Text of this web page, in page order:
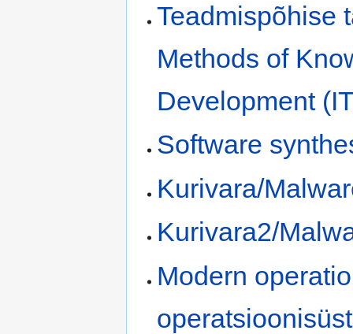
Teadmispõhise
Methods of
Development
Software
Kurivara/
Kurivara2/
Modern